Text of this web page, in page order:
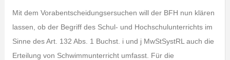
Mit dem Vorabentscheidungsersuchen will der BFH nun klären
lassen, ob der Begriff des Schul- und Hochschulunterrichts im
Sinne des Art. 132 Abs. 1 Buchst. i und j MwStSystRL auch die
Erteilung von Schwimmunterricht umfasst. Für die